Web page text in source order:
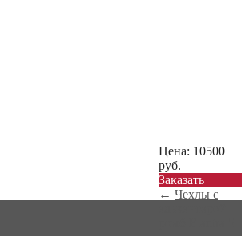
Цена: 10500
руб.
Заказать
← Чехлы с